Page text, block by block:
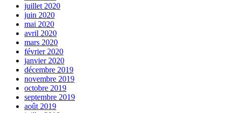
juillet 2020
juin 2020
mai 2020
avril 2020
mars 2020
février 2020
janvier 2020
décembre 2019
novembre 2019
octobre 2019
septembre 2019
août 2019